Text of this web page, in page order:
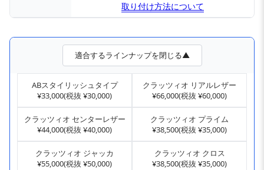
取り付け方法について
適合するラインナップを閉じる▲
ABスタイリッシュタイプ
¥33,000(税抜 ¥30,000)
クラッツィオ リアルレザー
¥66,000(税抜 ¥60,000)
クラッツィオ センターレザー
¥44,000(税抜 ¥40,000)
クラッツィオ プライム
¥38,500(税抜 ¥35,000)
クラッツィオ ジャッカ
¥55,000(税抜 ¥50,000)
クラッツィオ クロス
¥38,500(税抜 ¥35,000)